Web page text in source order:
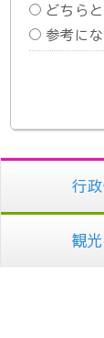
どちら
参考に
行
観